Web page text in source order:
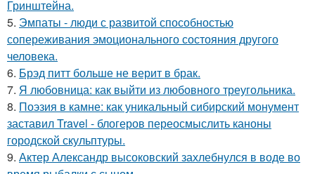
Гринштейна.
5. Эмпаты - люди с развитой способностью
сопереживания эмоционального состояния другого
человека.
6. Брэд питт больше не верит в брак.
7. Я любовница: как выйти из любовного треугольника.
8. Поэзия в камне: как уникальный сибирский монумент
заставил Travel - блогеров переосмыслить каноны
городской скульптуры.
9. Актер Александр высоковский захлебнулся в воде во